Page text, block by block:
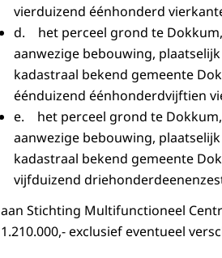
vierduizend éénhonderd
d. het perceel grond te
aanwezige bebouwing,
kadastraal bekend gemeente
éénduizend éénhonderdvijftien
e. het perceel grond te
aanwezige bebouwing,
kadastraal bekend gemeente
vijfduizend
aan Stichting Multifunctioneel
1.210.000,- exclusief eventueel